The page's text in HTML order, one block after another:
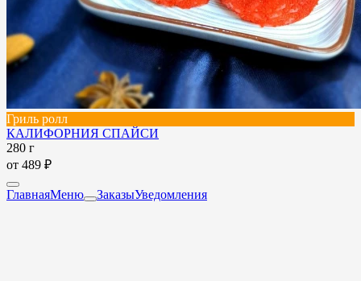
Гриль ролл
КАЛИФОРНИЯ СПАЙСИ
280 г
от 489 ₽
ГлавнаяМеню ЗаказыУведомления